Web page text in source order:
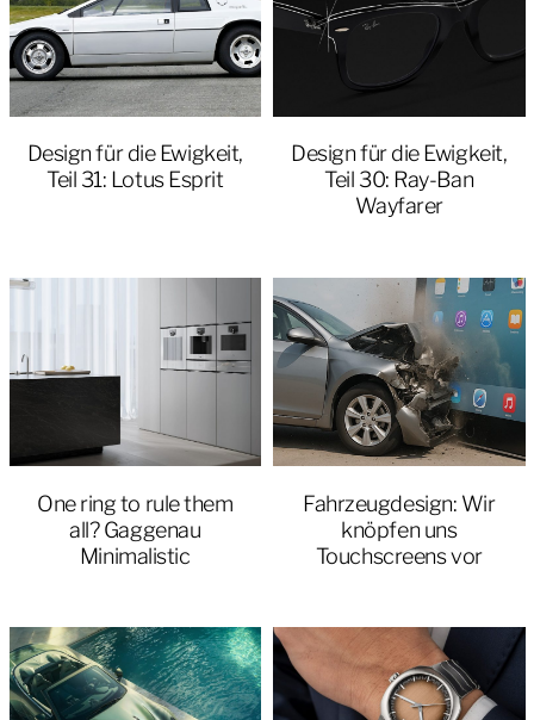
Design für die Ewigkeit,
Teil 31: Lotus Esprit
Design für die Ewigkeit,
Teil 30: Ray-Ban
Wayfarer
One ring to rule them
all? Gaggenau
Minimalistic
Fahrzeugdesign: Wir
knöpfen uns
Touchscreens vor